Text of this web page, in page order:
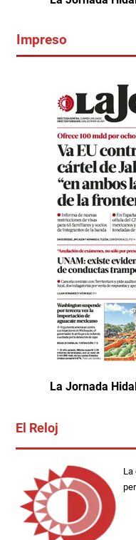
Impreso
La Jornada
El Reloj
La